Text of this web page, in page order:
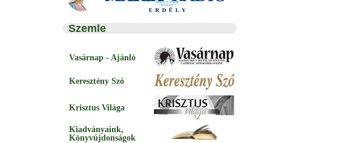
Szemle
Vasárnap - Ajánló
Keresztény Szó
Krisztus Világa
Kiadványaink,
Könyvújdonságok